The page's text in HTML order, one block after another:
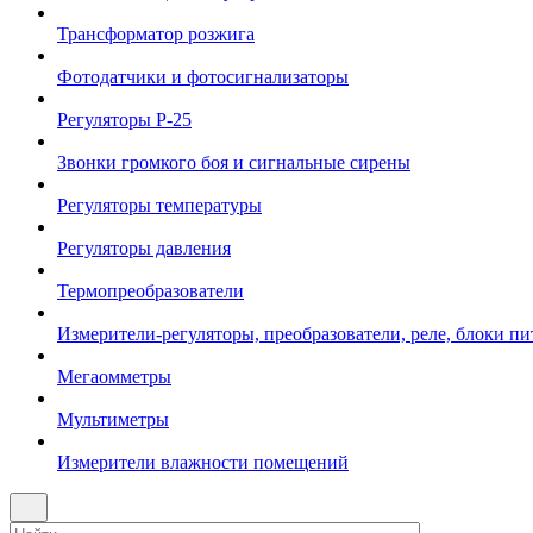
Трансформатор розжига
Фотодатчики и фотосигнализаторы
Регуляторы Р-25
Звонки громкого боя и сигнальные сирены
Регуляторы температуры
Регуляторы давления
Термопреобразователи
Измерители-регуляторы, преобразователи, реле, блоки
Мегаомметры
Мультиметры
Измерители влажности помещений